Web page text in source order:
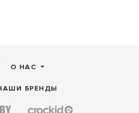
О НАС
БРЕНДЫ